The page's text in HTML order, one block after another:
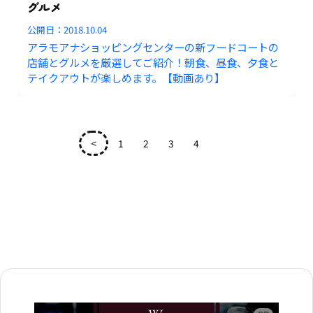
グルメ
公開日：2018.10.04
アラモアナショッピングセンターの新フードコートの
店舗とグルメを厳選してご紹介！朝食、昼食、夕食と
テイクアウトが楽しめます。【動画あり】
< 1 2 3 4